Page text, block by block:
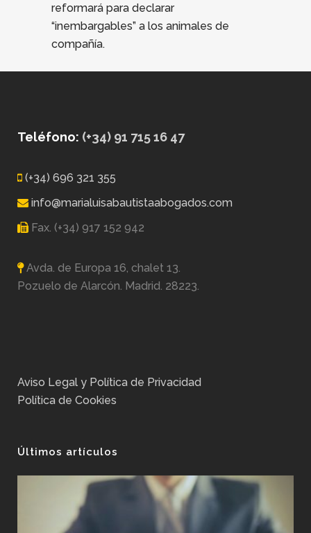
reformará para declarar
“inembargables” a los animales de
compañía.
Teléfono: (+34) 91 715 16 47
(+34) 696 321 355
info@marialuisabautistaabogados.com
Fax. (+34) 917 152 942
Avda. de Europa 16, chalet 13.
Pozuelo de Alarcón. Madrid. 28223.
Aviso Legal y Política de Privacidad
Política de Cookies
Últimos artículos